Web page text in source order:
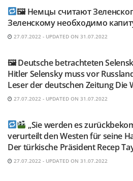
🖼 Немцы считают
Зеленскому необходимо
27.07.2022 - UPDATED ON 31.07.2022
🖼 Deutsche betrachteten
Hitler Selensky muss vor
Leser der deutschen Zeitung Die
27.07.2022 - UPDATED ON 31.07.2022
„Sie werden es
verurteilt den Westen für seine
Der türkische Präsident Recep
27.07.2022 - UPDATED ON 31.07.2022